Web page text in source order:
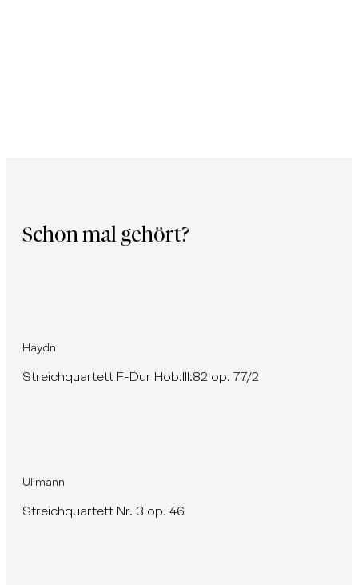
Schon mal gehört?
Haydn
Streichquartett F-Dur Hob:III:82 op. 77/2
Ullmann
Streichquartett Nr. 3 op. 46